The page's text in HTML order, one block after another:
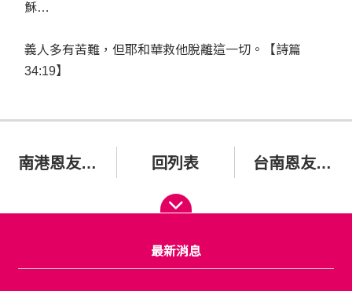
穌…
義人多有苦難，但耶和華救他脫離這一切。【詩篇
34:19】
南港恩友中心主日聚會 回列表 台南恩友中心平日午、晚供餐
最新消息